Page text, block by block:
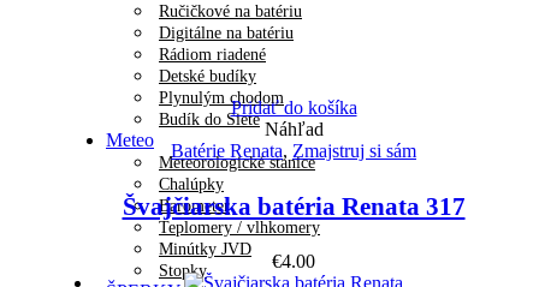
Ručičkové na batériu
Digitálne na batériu
Rádiom riadené
Detské budíky
Plynulým chodom
Budík do Siete
Meteo
Meteorologické stanice
Chalúpky
Barometer
Teplomery / vlhkomery
Minútky JVD
Stopky
Pridať do košíka
Náhľad
Batérie Renata, Zmajstruj si sám
Švajčiarska batéria Renata 317
€4.00